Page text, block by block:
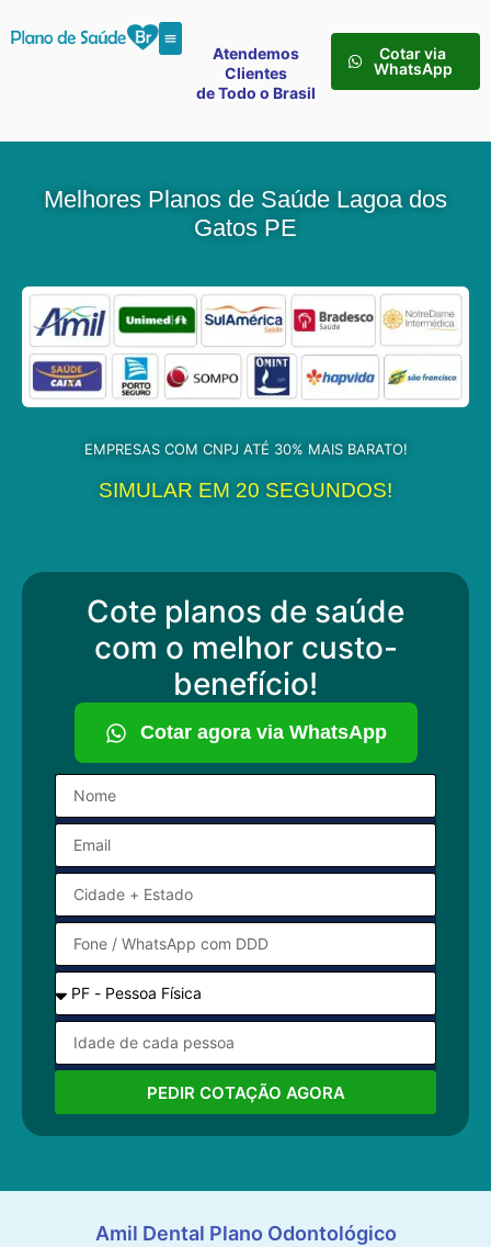
Atendemos
Clientes
de Todo o Brasil
Cotar via
WhatsApp
Melhores Planos de Saúde Lagoa dos
Gatos PE
EMPRESAS COM CNPJ ATÉ 30% MAIS BARATO!
SIMULAR EM 20 SEGUNDOS!
Cote planos de saúde
com o melhor custo-
benefício!
Cotar agora via WhatsApp
PEDIR COTAÇÃO AGORA
Amil Dental Plano Odontológico